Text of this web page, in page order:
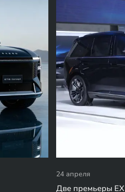
24 апреля
Две премьеры